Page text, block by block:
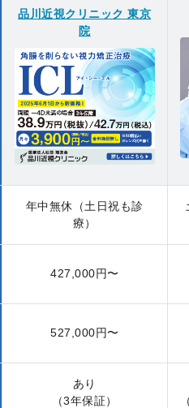
品川近視クリニック 東京
院
年中無休（土日祝も診
療）
427,000円〜
527,000円〜
あり
（3年保証）